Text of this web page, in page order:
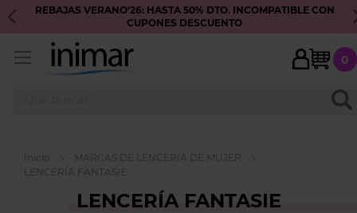
REBAJAS VERANO'26: HASTA 50% DTO. INCOMPATIBLE CON
CUPONES DESCUENTO
My
0
Inicio
MARCAS DE LENCERÍA DE MUJER
LENCERÍA FANTASIE
LENCERÍA FANTASIE